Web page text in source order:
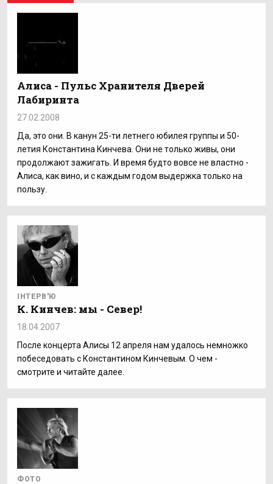
Алиса - Пульс Хранителя Дверей
Лабиринта
27.02.2008
Да, это они. В канун 25-ти летнего юбилея группы и 50-
летия Константина Кинчева. Они не только живы, они
продолжают зажигать. И время будто вовсе не властно -
Алиса, как вино, и с каждым годом выдержка только на
пользу.
ІНТЕРВ'Ю
К. Кинчев: мы - Север!
18.04.2007
После концерта Алисы 12 апреля нам удалось немножко
побеседовать с Константином Кинчевым. О чем -
смотрите и читайте далее.
ФОТО